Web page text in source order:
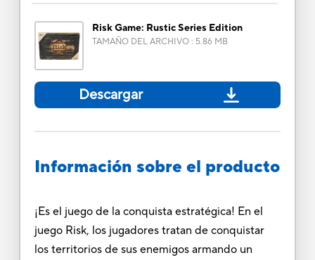
Risk Game: Rustic Series Edition
TAMAÑO DEL ARCHIVO: 5.86 MB
Descargar
Información sobre el producto
¡Es el juego de la conquista estratégica! En el
juego Risk, los jugadores tratan de conquistar
los territorios de sus enemigos armando un